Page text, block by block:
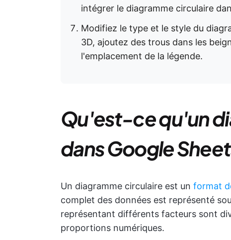
intégrer le diagramme circulaire
Modifiez le type et le style du
3D, ajoutez des trous dans les
l'emplacement de la légende.
Qu'est-ce qu'un
dans Google
Un diagramme circulaire est un format
complet des données est représenté
représentant différents facteurs sont
proportions numériques.